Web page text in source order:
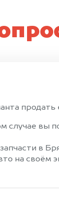
продать
случае вы
в
на своём